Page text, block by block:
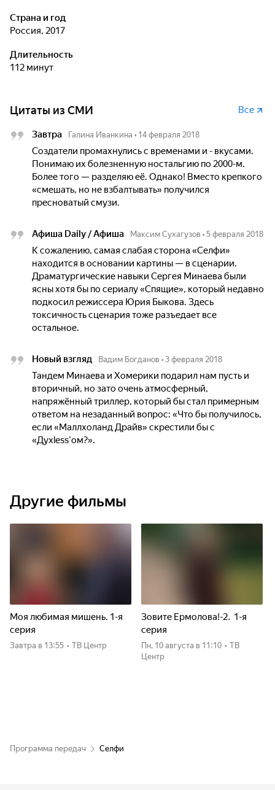
Страна и год
Россия, 2017
Длительность
112 минут
Цитаты из СМИ Все
Завтра Галина Иванкина • 14 февраля 2018
Создатели промахнулись с временами и - вкусами.
Понимаю их болезненную ностальгию по 2000-м.
Более того — разделяю её. Однако! Вместо крепкого
«смешать, но не взбалтывать» получился
пресноватый смузи.
Афиша Daily / Афиша Максим Сухагузов • 5 февраля 2018
К сожалению, самая слабая сторона «Селфи»
находится в основании картины — в сценарии.
Драматургические навыки Сергея Минаева были
ясны хотя бы по сериалу «Спящие», который недавно
подкосил режиссера Юрия Быкова. Здесь
токсичность сценария тоже разъедает все
остальное.
Новый взгляд Вадим Богданов • 3 февраля 2018
Тандем Минаева и Хомерики подарил нам пусть и
вторичный, но зато очень атмосферный,
напряжённый триллер, который бы стал примерным
ответом на незаданный вопрос: «Что бы получилось,
если «Маллхоланд Драйв» скрестили бы с
«Духless’ом?».
Другие фильмы
Моя любимая мишень. 1-я
серия
Завтра в 13:55 • ТВ Центр
Зовите Ермолова!-2. 1-я
серия
пн, 10 августа в 11:10 • ТВ
Центр
Программа передач Селфи